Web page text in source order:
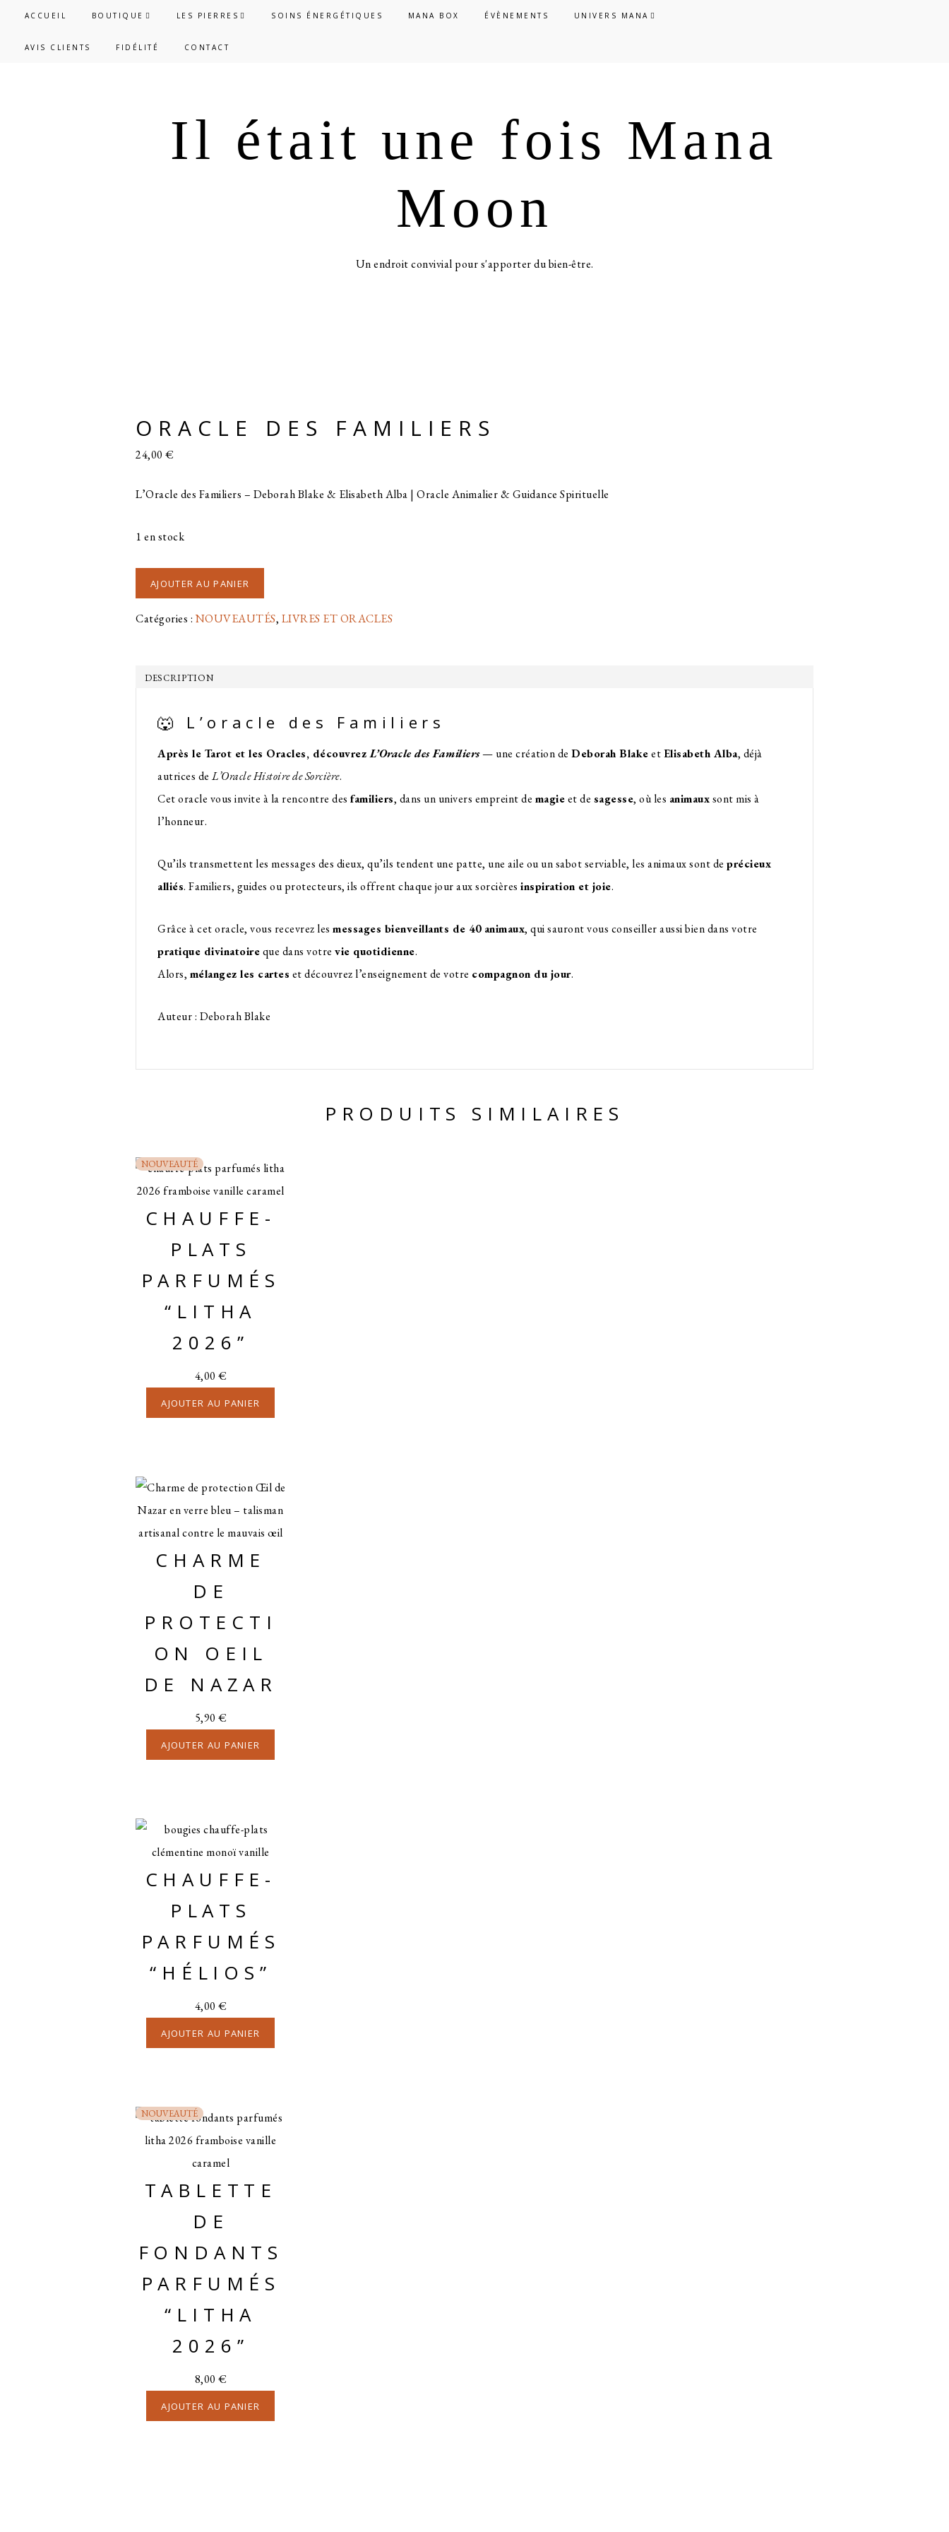
ACCUEIL BOUTIQUE LES PIERRES SOINS ÉNERGÉTIQUES MANA BOX ÉVÈNEMENTS UNIVERS MANA
AVIS CLIENTS FIDÉLITÉ CONTACT
Passer
Passer
Il était une fois Mana
Moon
Un endroit convivial pour s'apporter du bien-être.
ORACLE DES FAMILIERS
24,00 €
L’Oracle des Familiers – Deborah Blake & Elisabeth Alba | Oracle Animalier & Guidance Spirituelle
1 en stock
quantité
de
ORACLE
AJOUTER AU PANIER
Catégories :NOUVEAUTÉS, LIVRES ET ORACLES
DESCRIPTION
🐺 L’oracle des Familiers
Après le Tarot et les Oracles, découvrezL’Oracle des Familiers— une création de Deborah BlakeetElisabeth Alba, déjà
autrices de L’Oracle Histoire de Sorcière.
Cet oracle vous invite à la rencontre des familiers, dans un univers empreint de magieet de sagesse, où les animauxsont mis à
l’honneur.
Qu’ils transmettent les messages des dieux, qu’ils tendent une patte, une aile ou un sabot serviable, les animaux sont de précieux
alliés. Familiers, guides ou protecteurs, ils offrent chaque jour aux sorcières inspiration et joie.
Grâce à cet oracle, vous recevrez les messages bienveillants de 40 animaux, qui sauront vous conseiller aussi bien dans votre
pratique divinatoireque dans votre vie quotidienne.
Alors, mélangez les cartes et découvrez l’enseignement de votre compagnon du jour.
Auteur : Deborah Blake
PRODUITS SIMILAIRES
NOUVEAUTÉ
CHAUFFE-
PLATS
PARFUMÉS
“LITHA
2026”
4,00€
AJOUTER AU PANIER
CHARME
DE
PROTECTI
ON OEIL
DE NAZAR
5,90€
AJOUTER AU PANIER
CHAUFFE-
PLATS
PARFUMÉS
“HÉLIOS”
4,00€
AJOUTER AU PANIER
NOUVEAUTÉ
TABLETTE
DE
FONDANTS
PARFUMÉS
“LITHA
2026”
8,00€
AJOUTER AU PANIER